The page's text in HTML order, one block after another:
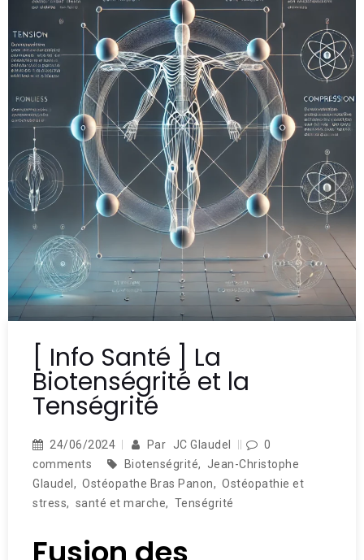
[ Info Santé ] La
Biotenségrité et la
Tenségrité
24/06/2024 Par JC Glaudel
0
comments
Biotenségrité, Jean-Christophe
Glaudel , Ostéopathe Bras Panon, Ostéopathie et
stress, santé et marche, Tenségrité